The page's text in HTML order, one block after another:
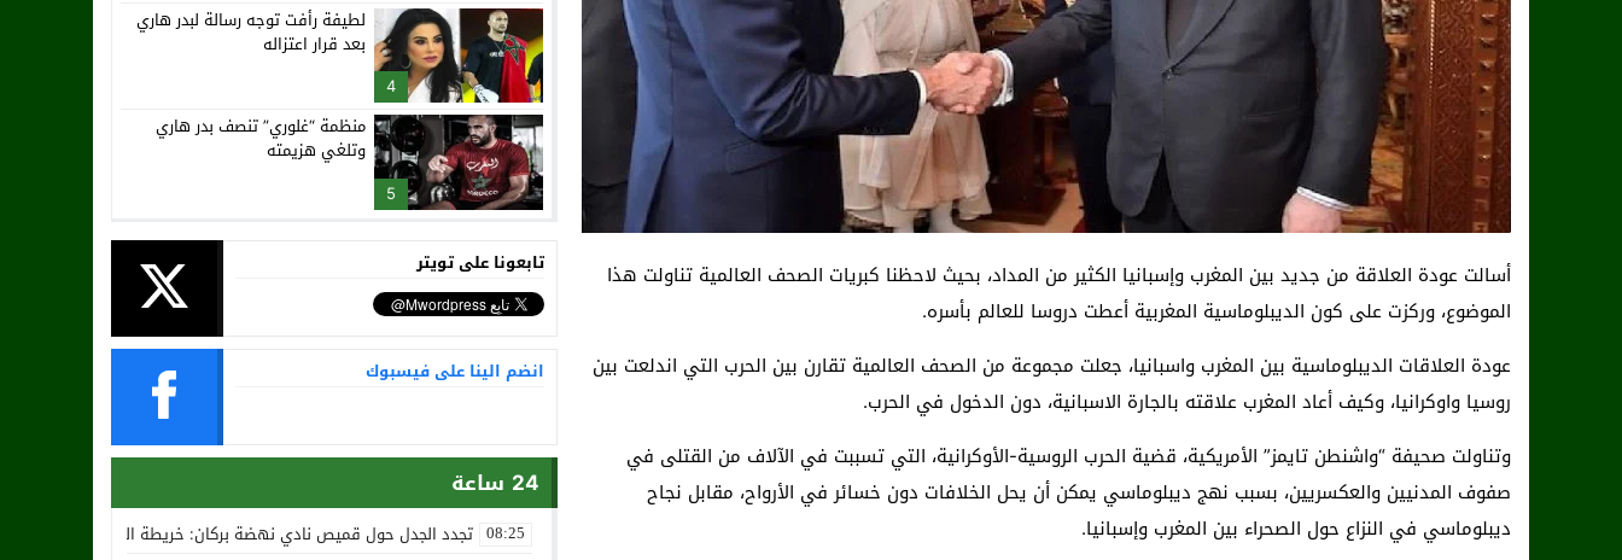
أسالت عودة العلاقة من جديد بين المغرب وإسبانيا الكثير من المداد، بحيث لاحظنا كبريات الصحف العالمية تناولت هذا
الموضوع، وركزت على كون الديبلوماسية المغربية أعطت دروسا للعالم بأسره.
عودة العلاقات الديبلوماسية بين المغرب واسبانيا، جعلت مجموعة من الصحف العالمية تقارن بين الحرب التي اندلعت بين
روسيا واوكرانيا، وكيف أعاد المغرب علاقته بالجارة الاسبانية، دون الدخول في الحرب.
وتناولت صحيفة “واشنطن تايمز” الأمريكية، قضية الحرب الروسية-الأوكرانية، التي تسببت في الآلاف من القتلى في
صفوف المدنيين والعكسريين، بسبب نهج ديبلوماسي يمكن أن يحل الخلافات دون خسائر في الأرواح، مقابل نجاح
ديبلوماسي في النزاع حول الصحراء بين المغرب وإسبانيا.
4
لطيفة رأفت توجه رسالة لبدر هاري
بعد قرار اعتزاله
5
منظمة “غلوري” تنصف بدر هاري
وتلغي هزيمته
تابعونا على تويتر
انضم الينا على فيسبوك
24 ساعة
08:25 تجدد الجدل حول قميص نادي نهضة بركان: خريطة المغرب تثير استياء